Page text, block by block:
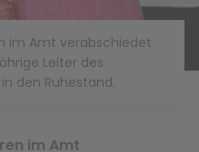
im Amt verabschiedet
Leiter des
den Ruhestand.
im Amt